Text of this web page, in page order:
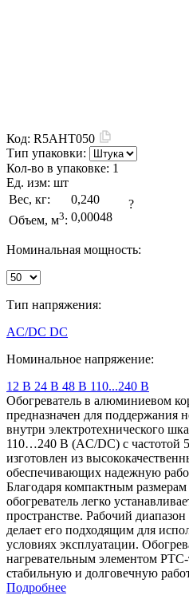
Код: R5AHT050
Тип упаковки:
Кол-во в упаковке: 1
Ед. изм: шт
Вес, кг:
0,240
Объем, м3: 0,00048
?
Номинальная мощность:
Тип напряжения:
AC/DC DC
Номинальное напряжение:
12 В 24 В 48 В 110...240 В
Обогреватель в алюминиевом
предназначен для поддержания
внутри электротехнического
110…240 В (AC/DC) с частотой
изготовлен из
обеспечивающих надежную
Благодаря компактным
обогреватель легко
пространстве. Рабочий
делает его подходящим для
условиях эксплуатации.
нагревательным элементом РТС-
стабильную и долговечную
Подробнее